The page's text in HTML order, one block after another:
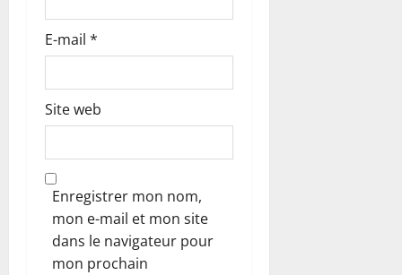
l
e
E-mail *
Site web
Enregistrer mon nom,
mon e-mail et mon site
dans le navigateur pour
mon prochain